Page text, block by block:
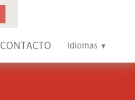
CONTACTO Idiomas